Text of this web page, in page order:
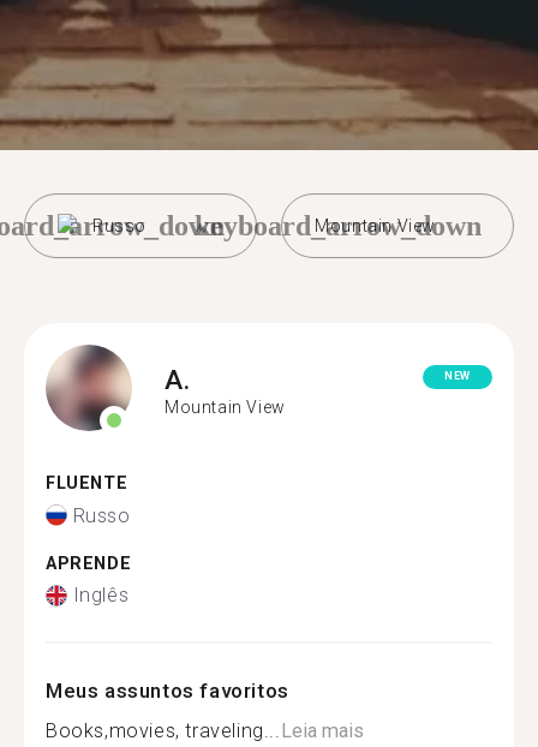
Russo Mountain View
keyboard_arrow_down
A.
Mountain View
NEW
FLUENTE
Russo
APRENDE
Inglês
Meus assuntos favoritos
Books,movies, traveling...Leia mais